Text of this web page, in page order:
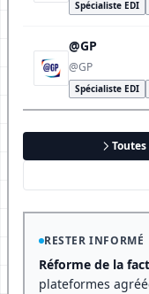
Spécialiste EDI
@GP
@GP
Spécialiste EDI
RESTER INFORMÉ
Réforme de la
plateformes